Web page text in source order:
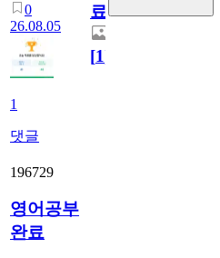
0
26.08.05
1
댓글
료
[1]
196729
영어공부
완료